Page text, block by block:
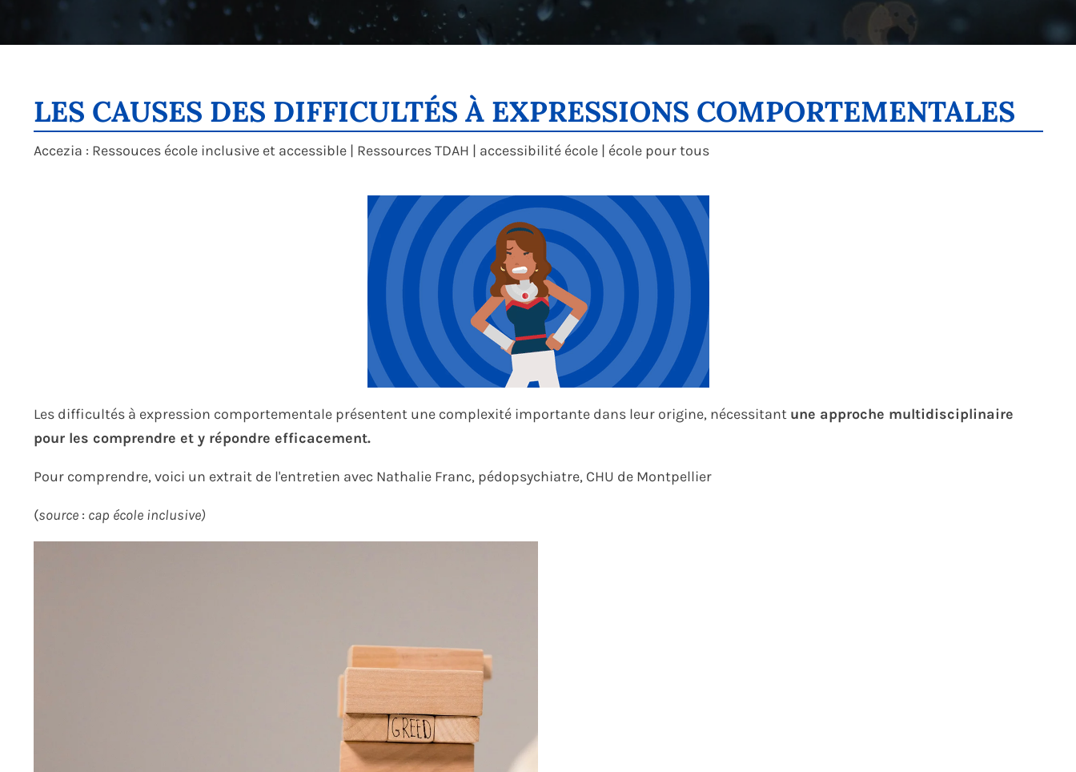
LES CAUSES DES DIFFICULTÉS À EXPRESSIONS COMPORTEMENTALES
Accezia : Ressouces école inclusive et accessible | Ressources TDAH | accessibilité école | école pour tous
Les difficultés à expression comportementale présentent une complexité importante dans leur origine, nécessitant une approche multidisciplinaire
pour les comprendre et y répondre efficacement.
Pour comprendre, voici un extrait de l'entretien avec Nathalie Franc, pédopsychiatre, CHU de Montpellier
(source: cap école inclusive)